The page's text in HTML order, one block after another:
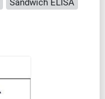
Sandwich ELISA